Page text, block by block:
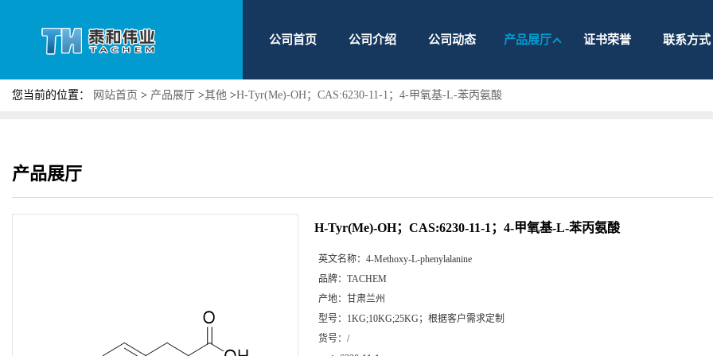
公司首页 公司介绍 公司动态 产品展厅 证书荣誉 联系方式
您当前的位置： 网站首页 > 产品展厅 >其他 >H-Tyr(Me)-OH；CAS:6230-11-1；4-甲氧基-L-苯丙氨酸
产品展厅
H-Tyr(Me)-OH；CAS:6230-11-1；4-甲氧基-L-苯丙氨酸
英文名称： 4-Methoxy-L-phenylalanine
品牌： TACHEM
产地： 甘肃兰州
型号： 1KG;10KG;25KG；根据客户需求定制
货号： /